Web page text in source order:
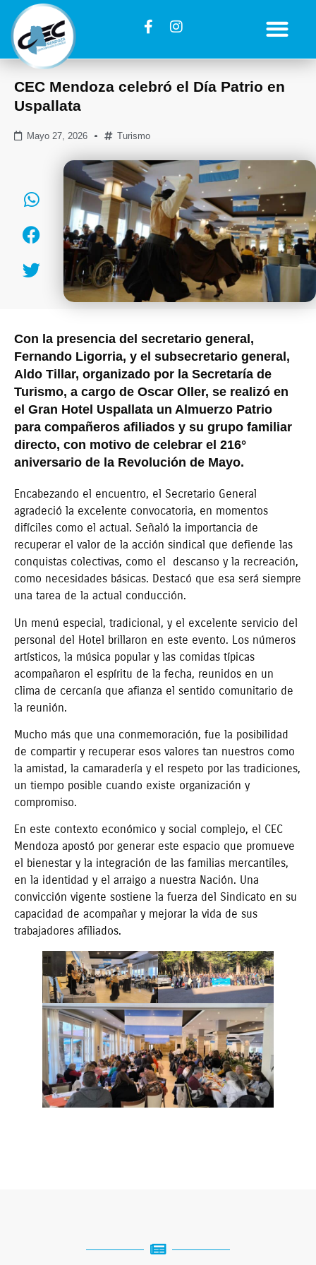
CEC Mendoza celebró el Día Patrio en
Uspallata
Mayo 27, 2026 Turismo
Con la presencia del secretario general,
Fernando Ligorria, y el subsecretario general,
Aldo Tillar, organizado por la Secretaría de
Turismo, a cargo de Oscar Oller, se realizó en
el Gran Hotel Uspallata un Almuerzo Patrio
para compañeros afiliados y su grupo familiar
directo, con motivo de celebrar el 216°
aniversario de la Revolución de Mayo.
Encabezando el encuentro, el Secretario General
agradeció la excelente convocatoria, en momentos
difíciles como el actual. Señaló la importancia de
recuperar el valor de la acción sindical que defiende las
conquistas colectivas, como el descanso y la recreación,
como necesidades básicas. Destacó que esa será siempre
una tarea de la actual conducción.
Un menú especial, tradicional, y el excelente servicio del
personal del Hotel brillaron en este evento. Los números
artísticos, la música popular y las comidas típicas
acompañaron el espíritu de la fecha, reunidos en un
clima de cercanía que afianza el sentido comunitario de
la reunión.
Mucho más que una conmemoración, fue la posibilidad
de compartir y recuperar esos valores tan nuestros como
la amistad, la camaradería y el respeto por las tradiciones,
un tiempo posible cuando existe organización y
compromiso.
En este contexto económico y social complejo, el CEC
Mendoza apostó por generar este espacio que promueve
el bienestar y la integración de las familias mercantiles,
en la identidad y el arraigo a nuestra Nación. Una
convicción vigente sostiene la fuerza del Sindicato en su
capacidad de acompañar y mejorar la vida de sus
trabajadores afiliados.